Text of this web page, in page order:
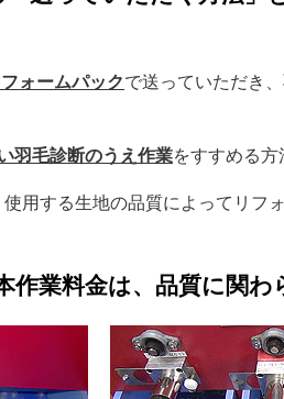
ォームパックで送っていただき
羽毛診断のうえ作業をすすめる方
用する生地の品質によってリフ
業料金は、品質に関わ